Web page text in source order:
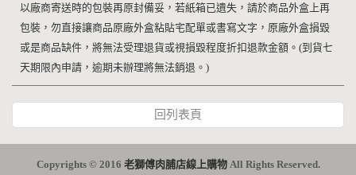
以廠商寄送時的包裝再原封備妥，若紙箱已遺失，請於商品外盒上再
包裝，勿直接讓商品原廠外盒粘貼宅配單或書寫文字，原廠外盒損毀
或是商品缺件，將無法受理退貨或視損毀程度折扣退款金額。 (到貨七
天期限內申請，逾期未辦理將無法銷退。 )
回列表頁
Copyrights © 2016 老獅傅肉脯店線上購物All Rights Reserved.